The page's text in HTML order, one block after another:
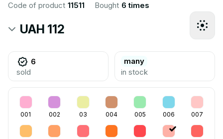
Code of product 11511 Bought 6 times
UAH 112
6
sold
many
in stock
001 002 03 004 005 006 007